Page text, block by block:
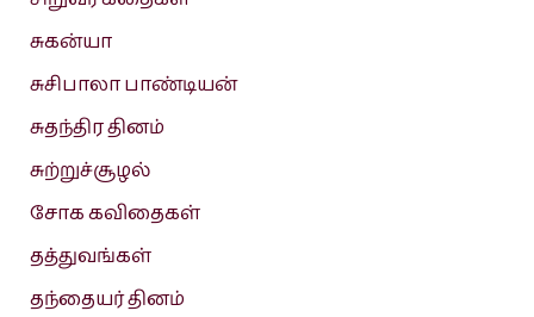
சுகன்யா
சுசிபாலா பாண்டியன்
சுதந்திர தினம்
சுற்றுச்சூழல்
சோக கவிதைகள்
தத்துவங்கள்
தந்தையர் தினம்